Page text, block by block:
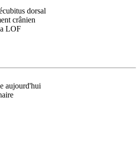
dorsal
crânien
LOF
aujourd'hui